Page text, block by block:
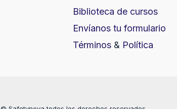
Biblioteca de cursos
Envíanos tu formulario
Términos & Política